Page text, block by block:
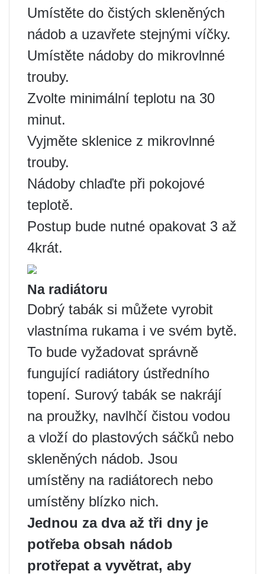
Umístěte do čistých skleněných
nádob a uzavřete stejnými víčky.
Umístěte nádoby do mikrovlnné
trouby.
Zvolte minimální teplotu na 30
minut.
Vyjměte sklenice z mikrovlnné
trouby.
Nádoby chlaďte při pokojové
teplotě.
Postup bude nutné opakovat 3 až
4krát.
Na radiátoru
Dobrý tabák si můžete vyrobit
vlastníma rukama i ve svém bytě.
To bude vyžadovat správně
fungující radiátory ústředního
topení. Surový tabák se nakrájí
na proužky, navlhčí čistou vodou
a vloží do plastových sáčků nebo
skleněných nádob. Jsou
umístěny na radiátorech nebo
umístěny blízko nich.
Jednou za dva až tři dny je
potřeba obsah nádob
protřepat a vyvětrat, aby